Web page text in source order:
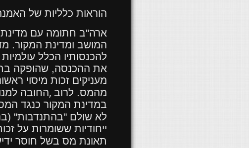
הוראות כלליות של
ארה"ב חתומה עם
המושב ומדינת המקור.
להכנסותיו הכלל
את ההכנסה, שהופקה
מעניקים זכות מיסוי
מהמס. לרוב ,החובה
במדינת המקור כנגד
לא שולם "בהתנדבות"
ייחודיות ששומרות על
תאונת מס בשל חוסר